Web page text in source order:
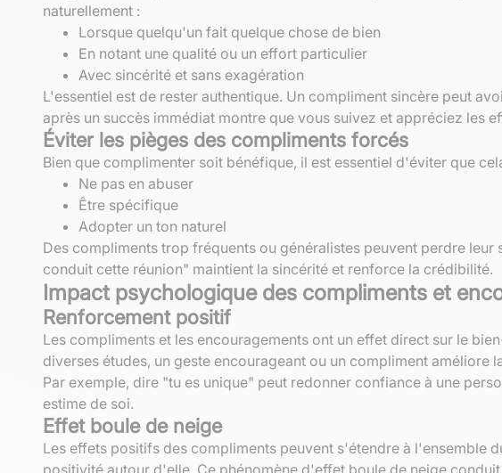
naturellement :
Lorsque quelqu'un fait quelque chose de bien
En notant une qualité ou un effort particulier
Avec sincérité et sans exagération
L'essentiel est de rester authentique. Un compliment sincère peut
après un succès immédiat montre que vous suivez et appréciez les
Éviter les pièges des compliments forcés
Bien que complimenter soit bénéfique, il est essentiel d'éviter que
Ne pas en abuser
Être spécifique
Adopter un ton naturel
Des compliments trop fréquents ou généralistes peuvent perdre
conduit cette réunion" maintient la sincérité et renforce la crédibilité.
Impact psychologique des compliments et
Renforcement positif
Les compliments et les encouragements ont un effet direct sur le
diverses études, un geste encourageant ou un compliment améliore
Par exemple, dire "tu es unique" peut redonner confiance à une
estime de soi.
Effet boule de neige
Les effets positifs des compliments peuvent s'étendre à l'ensemble